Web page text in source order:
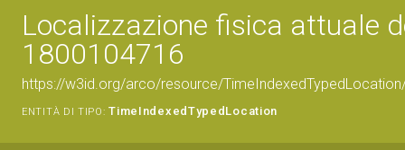
Localizzazione fisica attuale
1800104716
https://w3id.org/arco/resource/
ENTITÀ DI TIPO: TimeIndexedTypedLocation